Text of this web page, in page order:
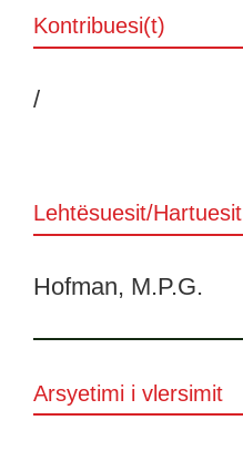
Kontribuesi(t)
/
Lehtësuesit/Hartuesit
Hofman, M.P.G.
Arsyetimi i vlersimit